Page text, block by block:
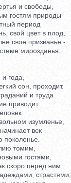
и свободы,
гостям природы
период
свой цвет в плод,
свое призванье -
мирозданья.
года,
сон, проходит.
и труда
приводит:
изумленье,
век
томим,
гостями,
скоро перед ним
страстями;